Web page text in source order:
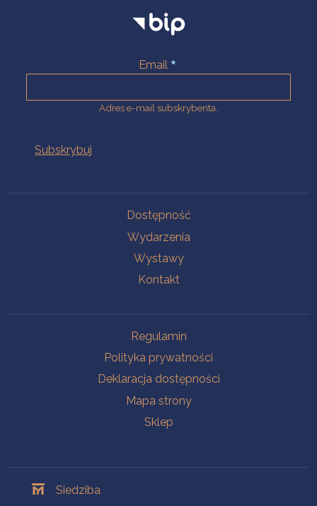
Email
Adres e-mail subskrybenta.
Dostępność
Wydarzenia
Wystawy
Kontakt
Regulamin
Polityka prywatności
Deklaracja dostępności
Mapa strony
Sklep
Siedziba